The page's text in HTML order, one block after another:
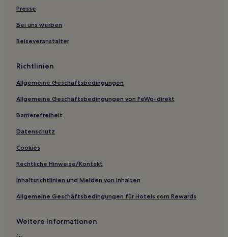
Hotels mit inbegriffenem Frühstück in Alexandria
Lgbtqia-Freundliche in Alexandria
Gaylord Hotels
Hotels nahe Notaviva Vineyards
Hotels nahe FBI Academy
Hotels nahe Station Crystal City
Hotels nahe Cobbler Mountain Cellars
Rosslyn: Hotels
Occoquan Hotels
Hotels nahe Water Mine Family Swimmin' Hole
Addison Heights: Hotels
Hotels nahe Mary's Rock Summit Trailhead
Hotels nahe Reston Town Center
Presse
Bei uns werben
Reiseveranstalter
Richtlinien
Allgemeine Geschäftsbedingungen
Allgemeine Geschäftsbedingungen von FeWo-direkt
Barrierefreiheit
Datenschutz
Cookies
Rechtliche Hinweise/Kontakt
Inhaltsrichtlinien und Melden von Inhalten
Allgemeine Geschäftsbedingungen für Hotels.com Rewards
Weitere Informationen